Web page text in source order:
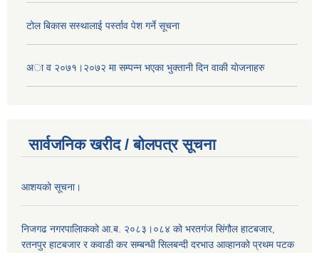
टोल बिकास स‌स्थालाई प‌र्स्ताव पेश गर्ने सूचना
अा‍ व २०७१।२०७२ मा सम्पन्न भएका भुक्तानी दिन वा‌की याेजनाहरु
सार्वजनिक खरीद / बोलपत्र सूचना
आशयको सूचना।
निजगढ नगरपालिाकको आ.ब. २०८३।०८४ को भरतगंज सिंगौल हाटबजार,
रतनपुर हाटबजार र कवाडी कर सम्बन्धी सिलबन्दी दरभाउ आव्हानको प्रथम पटक